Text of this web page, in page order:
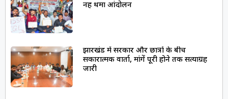
नहीं थमा आंदोलन
झारखंड में सरकार और छात्रों के बीच
सकारात्मक वार्ता, मांगें पूरी होने तक सत्याग्रह
जारी